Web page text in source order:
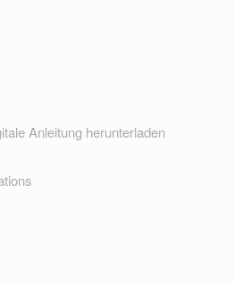
Anleitung herunterladen